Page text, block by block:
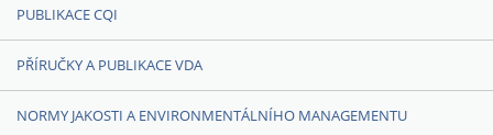
PUBLIKACE CQI
PŘÍRUČKY A PUBLIKACE VDA
NORMY JAKOSTI A ENVIRONMENTÁLNÍHO MANAGEMENTU